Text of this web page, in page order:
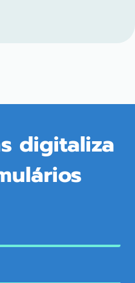
digitaliza